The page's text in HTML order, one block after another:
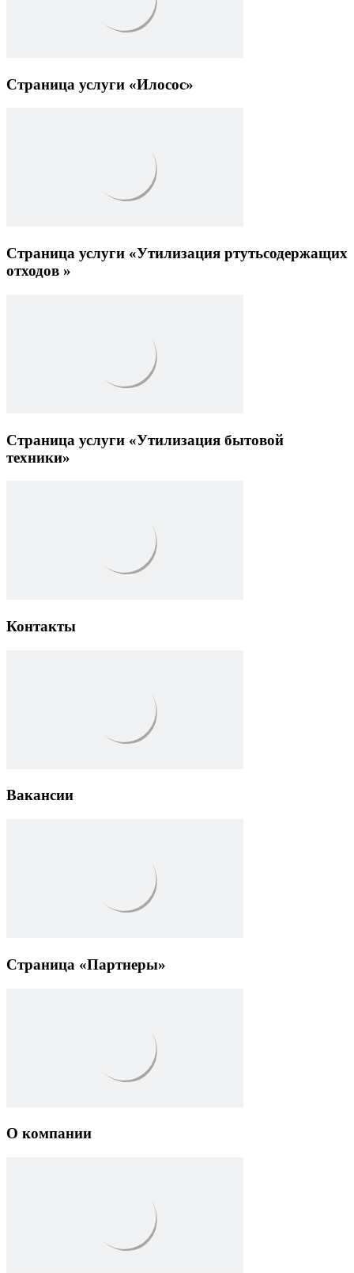
Страница услуги «Илосос»
Страница услуги «Утилизация ртутьсодержащих
отходов »
Страница услуги «Утилизация бытовой
техники»
Контакты
Вакансии
Страница «Партнеры»
О компании